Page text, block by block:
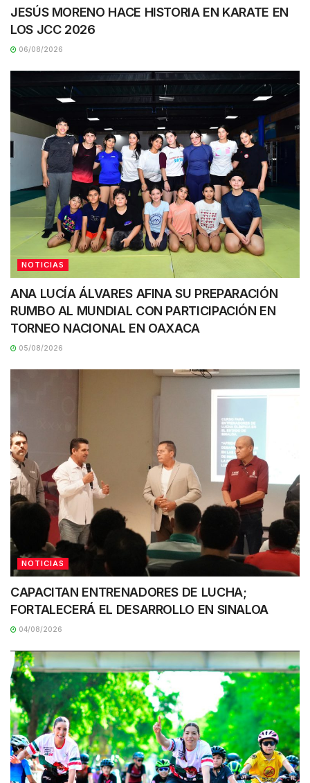
JESÚS MORENO HACE HISTORIA EN KARATE EN
LOS JCC 2026
06/08/2026
NOTICIAS
ANA LUCÍA ÁLVARES AFINA SU PREPARACIÓN
RUMBO AL MUNDIAL CON PARTICIPACIÓN EN
TORNEO NACIONAL EN OAXACA
05/08/2026
NOTICIAS
CAPACITAN ENTRENADORES DE LUCHA;
FORTALECERÁ EL DESARROLLO EN SINALOA
04/08/2026